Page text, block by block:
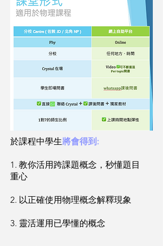
於課程中學生將會得到:
1. 教你活用跨課題概念，秒懂題目
重心
2. 以正確使用物理概念解釋現象
3. 靈活運用已學懂的概念